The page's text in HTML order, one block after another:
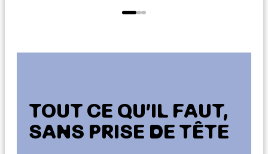
TOUT CE QU’IL FAUT,
SANS PRISE DE TÊTE